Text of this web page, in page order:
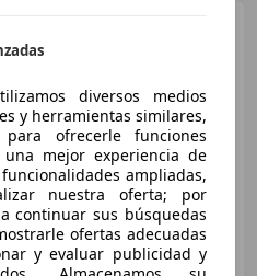
Plus
€ 19.495
Precio justo
Gasolina
diversos medios
y herramientas similares,
ofrecerle funciones
mejor experiencia de
ampliadas,
nuestra oferta; por
continuar sus búsquedas
ofertas adecuadas
y evaluar publicidad y